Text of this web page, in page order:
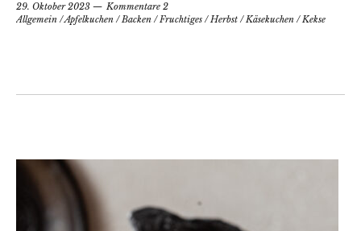
29. Oktober 2023
Kommentare 2
Allgemein /Apfelkuchen /Backen /Fruchtiges /Herbst /Käsekuchen /Kekse